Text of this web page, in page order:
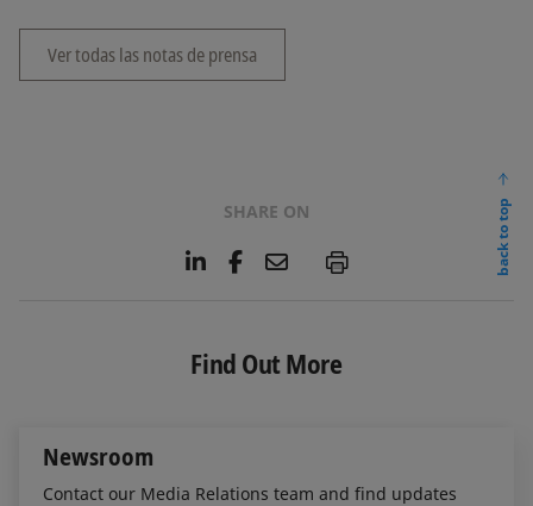
Ver todas las notas de prensa
SHARE ON
L
e
d
F
b
o
E
l
P
back to top
Find Out More
Newsroom
Contact our Media Relations team and find updates